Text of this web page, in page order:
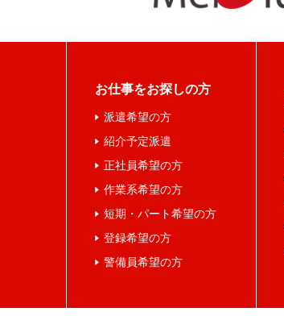
お仕事をお探しの方
派遣希望の方
紹介予定派遣
正社員希望の方
作業系希望の方
短期・パート希望の方
登録希望の方
警備員希望の方